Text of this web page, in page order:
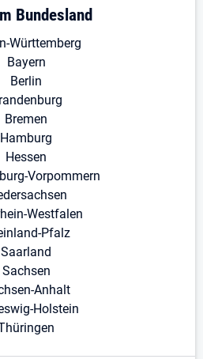
Bundesland
Württemberg
Bayern
Berlin
Bremen
Hamburg
Hessen
Vorpommern
Westfalen
Pfalz
Saarland
Sachsen
Anhalt
Holstein